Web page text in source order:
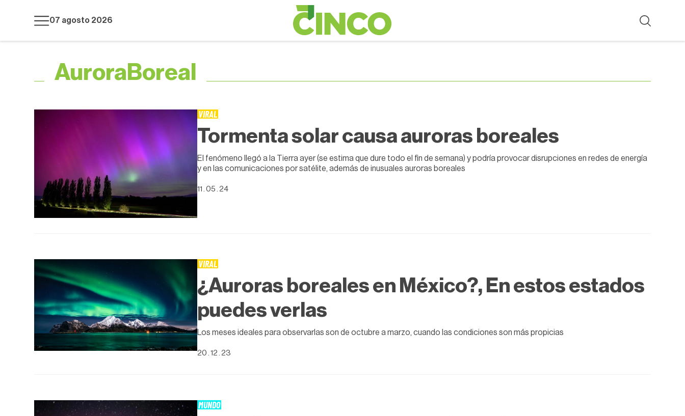
07 agosto 2026
AuroraBoreal
VIRAL
Tormenta solar causa auroras boreales
El fenómeno llegó a la Tierra ayer (se estima que dure todo el fin de semana) y podría provocar disrupciones en redes de energía
y en las comunicaciones por satélite, además de inusuales auroras boreales
11 . 05 . 24
VIRAL
¿Auroras boreales en México?, En estos estados
puedes verlas
Los meses ideales para observarlas son de octubre a marzo, cuando las condiciones son más propicias
20 . 12 . 23
MUNDO